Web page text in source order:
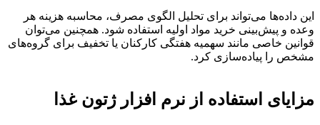
این داده‌ها می‌تواند برای تحلیل الگوی مصرف، محاسبه هزینه هر
وعده و پیش‌بینی خرید مواد اولیه استفاده شود. همچنین می‌توان
قوانین خاصی مانند سهمیه هفتگی کارکنان یا تخفیف برای گروه‌های
مشخص را پیاده‌سازی کرد.
مزایای استفاده از نرم افزار ژتون غذا